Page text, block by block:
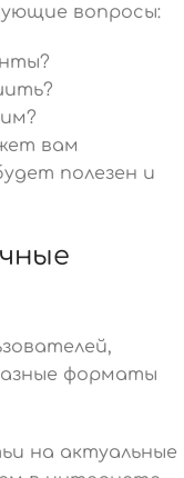
вопросы:
вам
полезен и
форматы
на актуальные